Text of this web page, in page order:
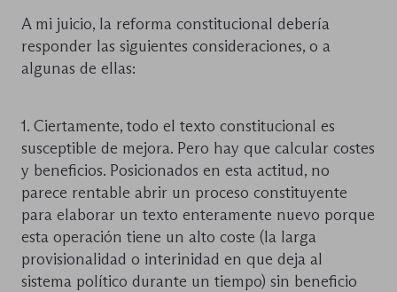
A mi juicio, la reforma constitucional debería
responder las siguientes consideraciones, o a
algunas de ellas:
1. Ciertamente, todo el texto constitucional es
susceptible de mejora. Pero hay que calcular costes
y beneficios. Posicionados en esta actitud, no
parece rentable abrir un proceso constituyente
para elaborar un texto enteramente nuevo porque
esta operación tiene un alto coste (la larga
provisionalidad o interinidad en que deja al
sistema político durante un tiempo) sin beneficio